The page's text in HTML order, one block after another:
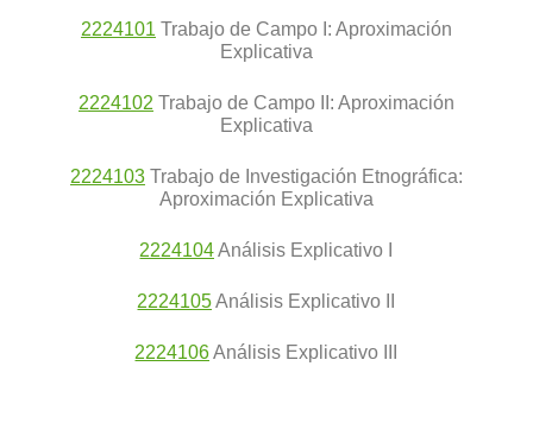
2224101 Trabajo de Campo I: Aproximación
Explicativa
2224102 Trabajo de Campo II: Aproximación
Explicativa
2224103Trabajo de Investigación Etnográfica:
Aproximación Explicativa
2224104Análisis Explicativo I
2224105Análisis Explicativo II
2224106Análisis Explicativo III